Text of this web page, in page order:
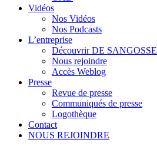
Vidéos
Nos Vidéos
Nos Podcasts
L’entreprise
Découvrir DE SANGOSSE
Nous rejoindre
Accès Weblog
Presse
Revue de presse
Communiqués de presse
Logothèque
Contact
NOUS REJOINDRE